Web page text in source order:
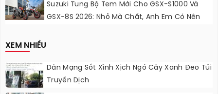
Suzuki Tung Bộ Tem Mới Cho GSX-S1000 Và
GSX-8S 2026: Nhỏ Mà Chất, Anh Em Có Nên
XEM NHIỀU
Dân Mạng Sốt Xình Xịch Ngó Cây Xanh Đeo Túi
Truyền Dịch